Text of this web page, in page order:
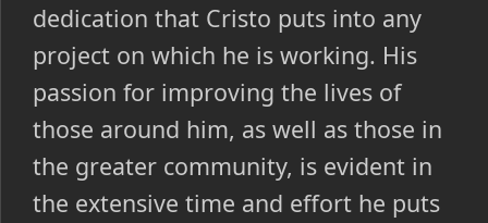
dedication that Cristo puts into any
project on which he is working. His
passion for improving the lives of
those around him, as well as those in
the greater community, is evident in
the extensive time and effort he puts